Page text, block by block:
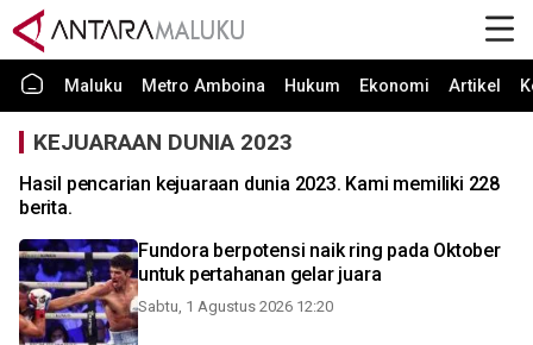
Maluku Metro Amboina Hukum Ekonomi Artikel
KEJUARAAN DUNIA 2023
Hasil pencarian kejuaraan dunia 2023. Kami memiliki 228
berita.
Fundora berpotensi naik ring pada Oktober
untuk pertahanan gelar juara
Sabtu, 1 Agustus 2026 12:20